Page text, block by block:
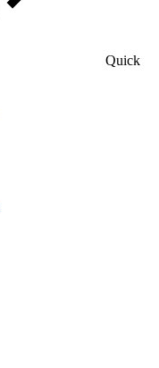
Quick